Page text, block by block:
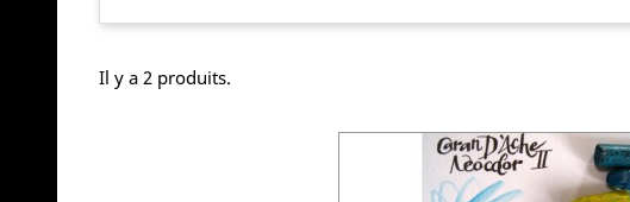
Il y a 2 produits.